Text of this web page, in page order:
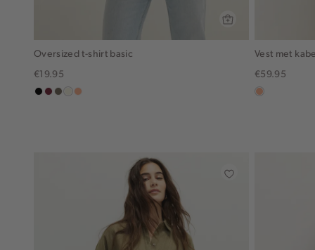
Oversized t-shirt basic
€19.95
zwart
bordeaux
middenbruin
wit,peach,
Vest met
€59.95
peach,